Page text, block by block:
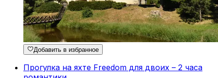
Добавить в избранное
Прогулка на яхте Freedom для двоих – 2 часа